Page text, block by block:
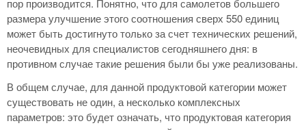
пор производится. Понятно, что для самолетов большего
размера улучшение этого соотношения сверх 550 единиц
может быть достигнуто только за счет технических решений,
неочевидных для специалистов сегодняшнего дня: в
противном случае такие решения были бы уже реализованы.
В общем случае, для данной продуктовой категории может
существовать не один, а несколько комплексных
параметров: это будет означать, что продуктовая категория